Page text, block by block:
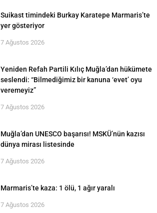
Suikast timindeki Burkay Karatepe Marmaris’te
yer gösteriyor
7 Ağustos 2026
Yeniden Refah Partili Kılıç Muğla’dan hükümete
seslendi: “Bilmediğimiz bir kanuna ‘evet’ oyu
veremeyiz”
7 Ağustos 2026
Muğla’dan UNESCO başarısı! MSKÜ’nün kazısı
dünya mirası listesinde
7 Ağustos 2026
Marmaris’te kaza: 1 ölü, 1 ağır yaralı
7 Ağustos 2026